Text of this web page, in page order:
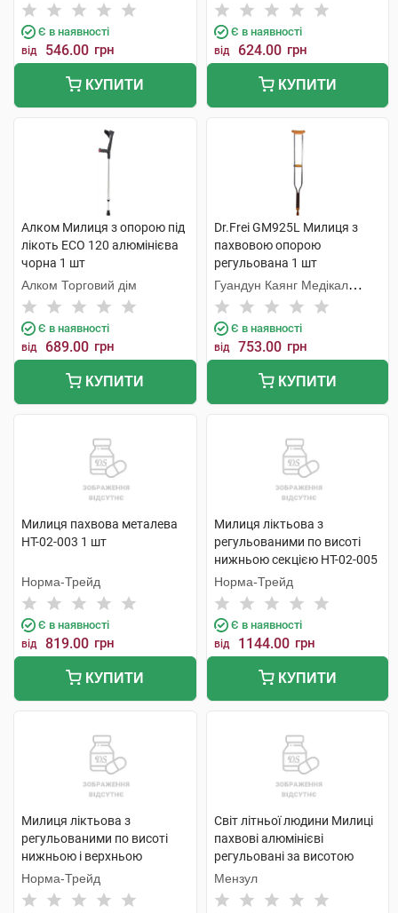
Є в наявності
від 546.00 грн
КУПИТИ
Є в наявності
від 624.00 грн
КУПИТИ
Алком Милиця з опорою під
лікоть ECO 120 алюмінієва
чорна 1 шт
Алком Торговий дім
Є в наявності
від 689.00 грн
КУПИТИ
Dr.Frei GM925L Милиця з
пахвовою опорою
регульована 1 шт
Гуандун Каянг Медікал
Технолоджі
Є в наявності
від 753.00 грн
КУПИТИ
Милиця пахвова металева
НТ-02-003 1 шт
Норма-Трейд
Є в наявності
від 819.00 грн
КУПИТИ
Милиця ліктьова з
регульованими по висоті
нижньою секцією НТ-02-005
1 шт
Норма-Трейд
Є в наявності
від 1144.00 грн
КУПИТИ
Милиця ліктьова з
регульованими по висоті
нижньою і верхньою
секціями НТ-02-008 1 шт
Норма-Трейд
Світ літньої людини Милиці
пахвові алюмінієві
регульовані за висотою
двостійкові з м'якими
опорами розмір M
KJT906BM 1 пара
Мензул